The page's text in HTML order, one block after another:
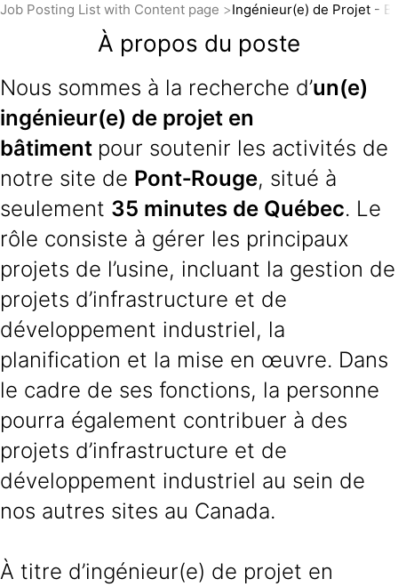
Job Posting List with Content page Ingénieur(e) de Projet -
À propos du poste
Nous sommes à la recherche d’un(e)
ingénieur(e) de projet en
bâtiment pour soutenir les activités de
notre site de Pont‑Rouge, situé à
seulement 35 minutes de Québec. Le
rôle consiste à gérer les principaux
projets de l’usine, incluant la gestion de
projets d’infrastructure et de
développement industriel, la
planification et la mise en œuvre. Dans
le cadre de ses fonctions, la personne
pourra également contribuer à des
projets d’infrastructure et de
développement industriel au sein de
nos autres sites au Canada.
À titre d’ingénieur(e) de projet en